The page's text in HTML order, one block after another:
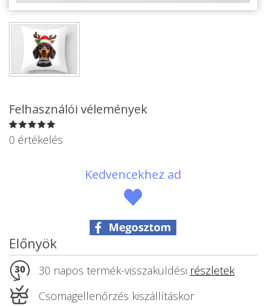
Névnapi ajándékok
Vicces ajándékok
Foglalkozás szerint
Állatos ajándéktárgyak
Felhasználói vélemények
0 értékelés
Kedvencekhez ad
Előnyök
30 napos termék-visszaküldési részletek
Csomagellenőrzés kiszállításkor